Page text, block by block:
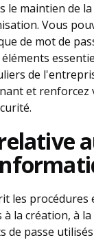
le maintien de
Vous
de mot de
de
et renforcez
les procédures
la création, à
de passe